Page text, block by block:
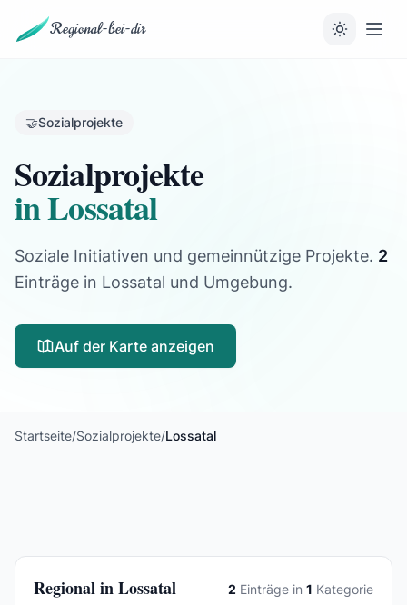
Regional-bei-dir
🤝Sozialprojekte
Sozialprojekte
in Lossatal
Soziale Initiativen und gemeinnützige Projekte. 2
Einträge in Lossatal und Umgebung.
Auf der Karte anzeigen
Startseite/Sozialprojekte/Lossatal
Regional in Lossatal 2 Einträge in 1 Kategorie